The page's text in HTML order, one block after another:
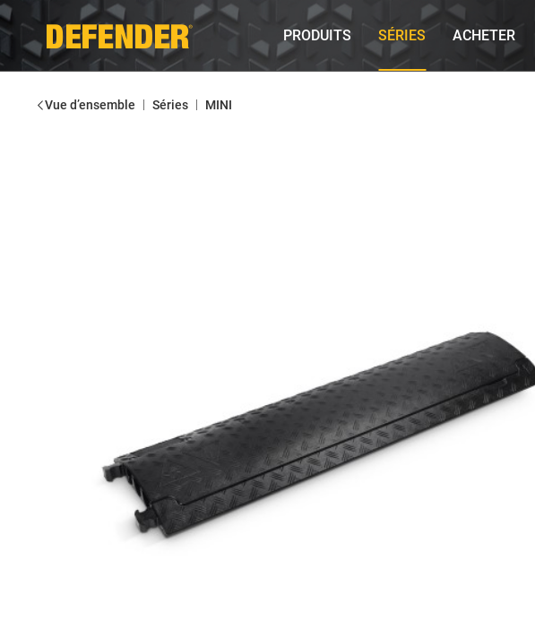
PRODUITS SÉRIES ACHETER
Vue d’ensemble | Séries | MINI